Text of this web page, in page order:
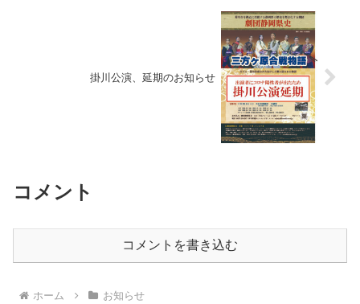
掛川公演、延期のお知らせ
コメント
コメントを書き込む
ホーム お知らせ